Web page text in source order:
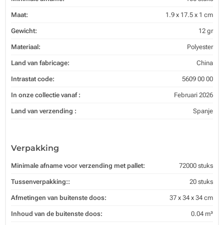
Maat: 1.9 x 17.5 x 1 cm
Gewicht: 12 gr
Materiaal: Polyester
Land van fabricage: China
Intrastat code: 5609 00 00
In onze collectie vanaf : Februari 2026
Land van verzending : Spanje
Verpakking
Minimale afname voor verzending met pallet: 72000 stuks
Tussenverpakking:: 20 stuks
Afmetingen van buitenste doos: 37 x 34 x 34 cm
Inhoud van de buitenste doos: 0.04 m³